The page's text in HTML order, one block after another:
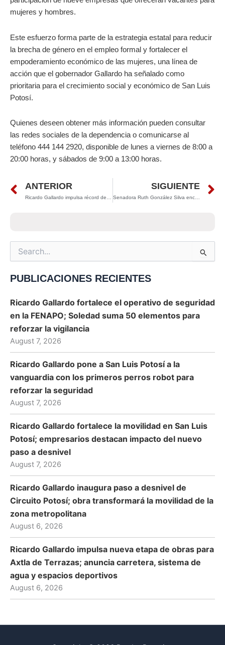
mujeres y hombres.
Este esfuerzo forma parte de la estrategia estatal para reducir
la brecha de género en el empleo formal y fortalecer el
empoderamiento económico de las mujeres, una línea de
acción que el gobernador Gallardo ha señalado como
prioritaria para el crecimiento social y económico de San Luis
Potosí.
Quienes deseen obtener más información pueden consultar
las redes sociales de la dependencia o comunicarse al
teléfono 444 144 2920, disponible de lunes a viernes de 8:00 a
20:00 horas, y sábados de 9:00 a 13:00 horas.
Prev
ANTERIOR SIGUIENTE
Senadora Ruth González Silva encabeza inauguración de obra que mejora la movilidad en Fracción Rivera
Search
for:
PUBLICACIONES RECIENTES
Ricardo Gallardo fortalece el operativo de seguridad
en la FENAPO; Soledad suma 50 elementos para
reforzar la vigilancia
August 7, 2026
Ricardo Gallardo pone a San Luis Potosí a la
vanguardia con los primeros perros robot para
reforzar la seguridad
August 7, 2026
Ricardo Gallardo fortalece la movilidad en San Luis
Potosí; empresarios destacan impacto del nuevo
paso a desnivel
August 7, 2026
Ricardo Gallardo inaugura paso a desnivel de
Circuito Potosí; obra transformará la movilidad de la
zona metropolitana
August 6, 2026
Ricardo Gallardo impulsa nueva etapa de obras para
Axtla de Terrazas; anuncia carretera, sistema de
agua y espacios deportivos
August 6, 2026